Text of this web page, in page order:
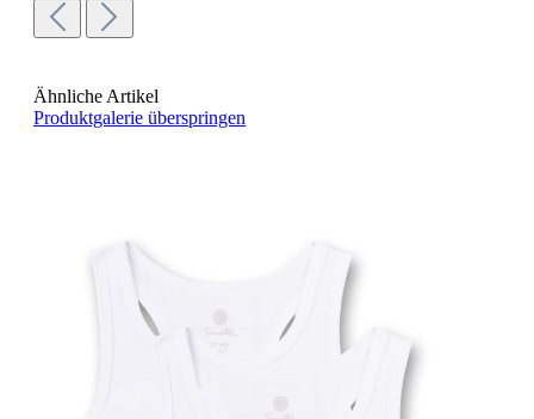
Ähnliche Artikel
Produktgalerie überspringen